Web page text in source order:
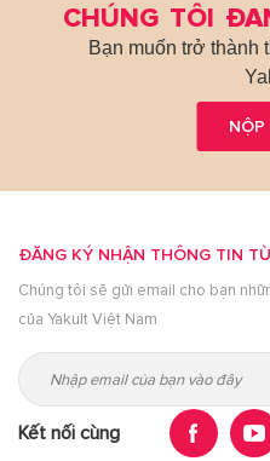
CHÚNG TÔI
Bạn muốn trở thành
NỘP
ĐĂNG KÝ NHẬN THÔNG TIN
Chúng tôi sẽ gửi email cho bạn
của Yakult Việt Nam
Kết nối cùng